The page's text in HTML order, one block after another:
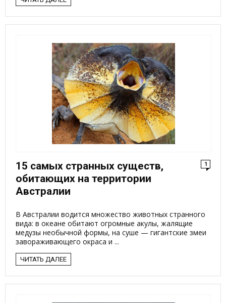
15 самых странных существ,
обитающих на территории
Австралии
1
В Австралии водится множество животных странного
вида: в океане обитают огромные акулы, жалящие
медузы необычной формы, на суше — гигантские змеи
завораживающего окраса и ...
ЧИТАТЬ ДАЛЕЕ